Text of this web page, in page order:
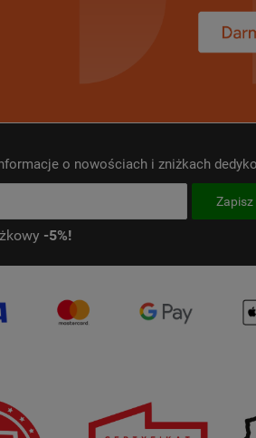
o nowościach i zniżkach
-5%!